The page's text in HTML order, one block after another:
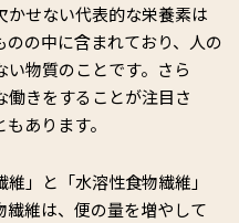
せない代表的な栄養素は
の中に含まれており、人の
物質のことです。さら
働きをすることが注目さ
あります。
」と「水溶性食物繊維」
維は、便の量を増やして